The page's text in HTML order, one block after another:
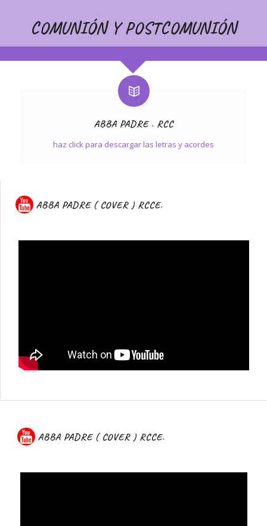
COMUNIÓN Y POSTCOMUNIÓN
ABBA PADRE . RCC
haz click para descargar las letras y acordes
ABBA PADRE ( COVER ) RCCE.
ABBA PADRE ( COVER ) RCCE.